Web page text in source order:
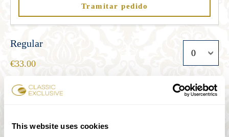
This website uses cookies
Tramitar pedido
Regular
33.00